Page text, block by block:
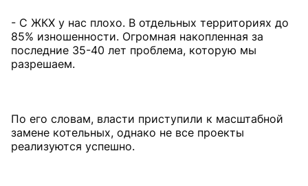
- С ЖКХ у нас плохо. В отдельных территориях до
85% изношенности. Огромная накопленная за
последние 35-40 лет проблема, которую мы
разрешаем.
По его словам, власти приступили к масштабной
замене котельных, однако не все проекты
реализуются успешно.